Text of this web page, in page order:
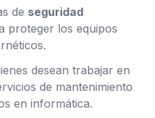
de seguridad
proteger los equipos
desean trabajar en
de mantenimiento
en informática.